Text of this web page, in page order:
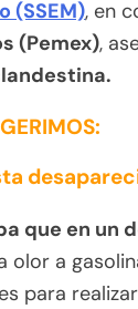
(SSEM), en
(Pemex),
que en un
olor a
para